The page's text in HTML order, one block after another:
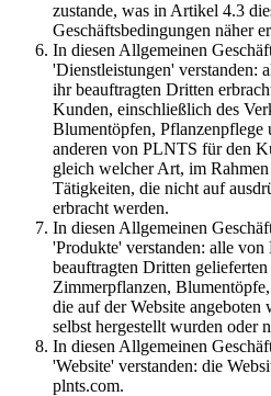
zustande, was in Artikel 4.3
Geschäftsbedingungen näher
In diesen Allgemeinen
'Dienstleistungen' verstanden:
ihr beauftragten Dritten
Kunden, einschließlich des
Blumentöpfen, Pflanzenpflege
anderen von PLNTS für den
gleich welcher Art, im
Tätigkeiten, die nicht auf
erbracht werden.
In diesen Allgemeinen
'Produkte' verstanden: alle
beauftragten Dritten
Zimmerpflanzen,
die auf der Website
selbst hergestellt wurden oder
In diesen Allgemeinen
'Website' verstanden: die
plnts.com.